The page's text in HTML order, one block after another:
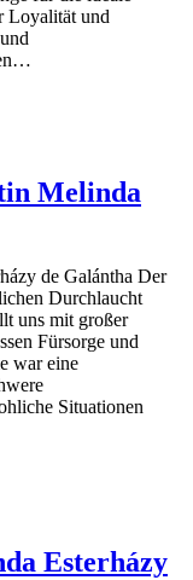
Loyalität und
Melinda
de Galántha Der
Durchlaucht
uns mit großer
Fürsorge und
war eine
Situationen
Esterházy